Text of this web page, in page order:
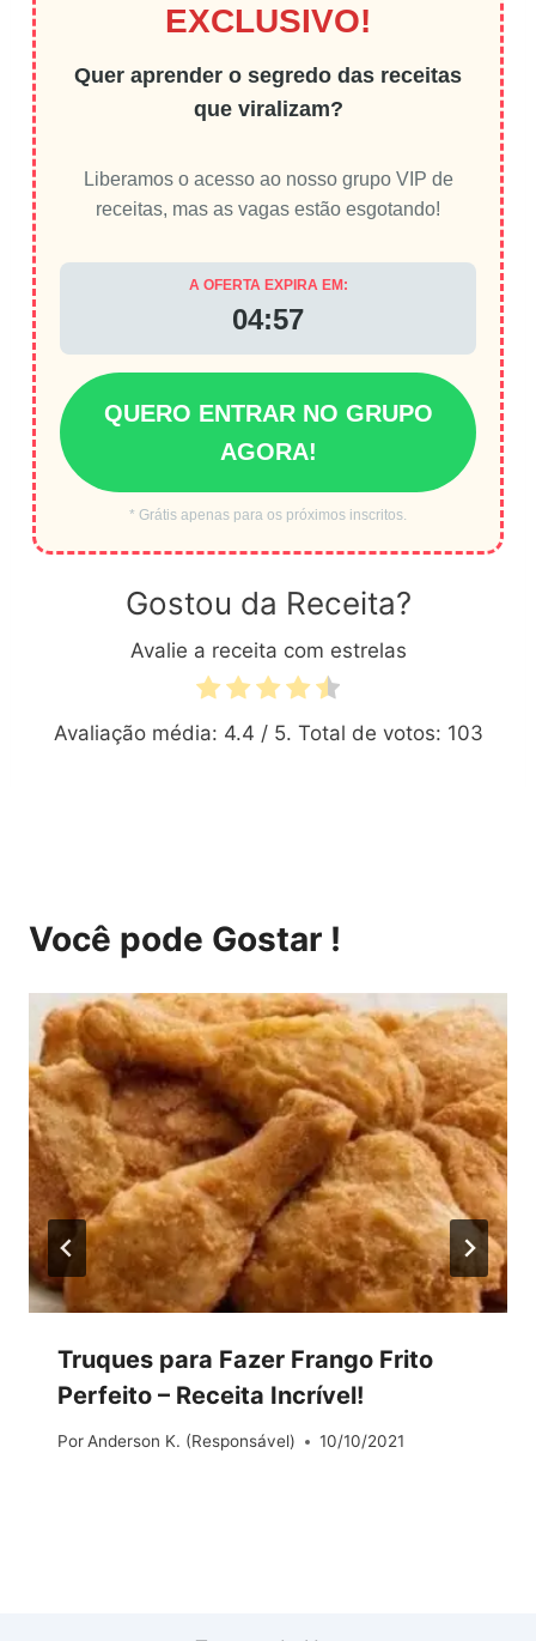
EXCLUSIVO!
Quer aprender o segredo das receitas
que viralizam?
Liberamos o acesso ao nosso grupo VIP de
receitas, mas as vagas estão esgotando!
A OFERTA EXPIRA EM:
04:56
QUERO ENTRAR NO GRUPO
AGORA!
* Grátis apenas para os próximos inscritos.
Gostou da Receita?
Avalie a receita com estrelas
Avaliação média: 4.4 / 5. Total de votos: 103
Você pode Gostar !
Truques para Fazer Frango Frito
Perfeito – Receita Incrível!
PorAnderson K. (Responsável) 10/10/2021